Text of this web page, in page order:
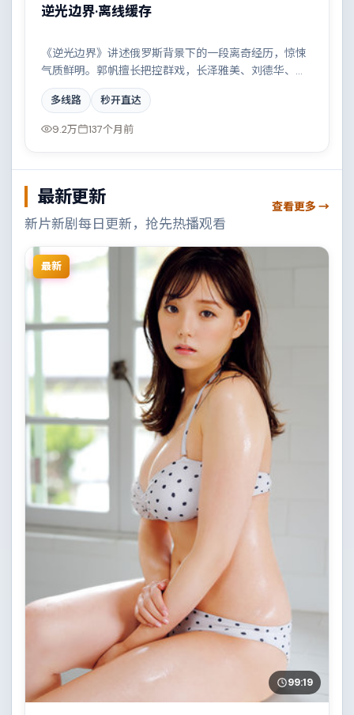
逆光边界·离线缓存
《逆光边界》讲述俄罗斯背景下的一段离奇经历，惊悚
气质鲜明。郭帆擅长把控群戏，长泽雅美、刘德华、王
景春共同撑起复杂人物关系，科技伦理与情感羁绊形成
强烈对撞。
多线路 秒开直达
9.2万 137个月前
最新更新
新片新剧每日更新，抢先热播观看
查看更多 →
最新
99:19